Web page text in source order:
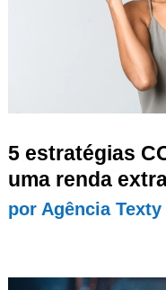
5 estratégias
uma renda
por Agência Texty